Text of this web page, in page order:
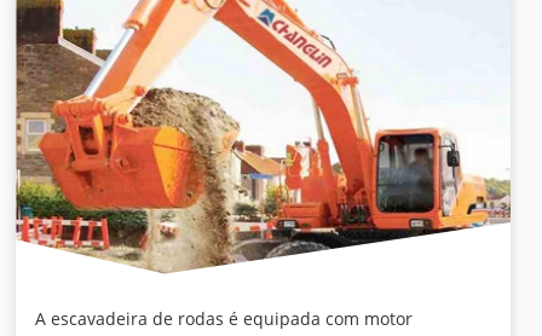
A escavadeira de rodas é equipada com motor